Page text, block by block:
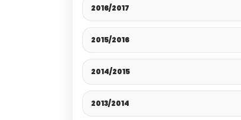
2016/2017
2015/2016
2014/2015
2013/2014